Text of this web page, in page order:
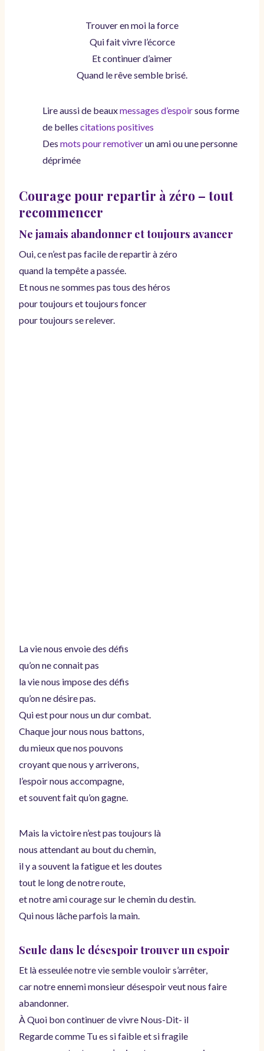
Trouver en moi la force
Qui fait vivre l’écorce
Et continuer d’aimer
Quand le rêve semble brisé.
Lire aussi de beauxmessages d’espoirsous forme
de belles citations positives
Des mots pour remotiverun ami ou une personne
déprimée
Courage pour repartir à zéro – tout
recommencer
Ne jamais abandonner et toujours avancer
Oui, ce n’est pas facile de repartir à zéro
quand la tempête a passée.
Et nous ne sommes pas tous des héros
pour toujours et toujours foncer
pour toujours se relever.
La vie nous envoie des défis
qu’on ne connait pas
la vie nous impose des défis
qu’on ne désire pas.
Qui est pour nous un dur combat.
Chaque jour nous nous battons,
du mieux que nos pouvons
croyant que nous y arriverons,
l’espoir nous accompagne,
et souvent fait qu’on gagne.
Mais la victoire n’est pas toujours là
nous attendant au bout du chemin,
il y a souvent la fatigue et les doutes
tout le long de notre route,
et notre ami courage sur le chemin du destin.
Qui nous lâche parfois la main.
Seule dans le désespoir trouver un espoir
Et là esseulée notre vie semble vouloir s’arrêter,
car notre ennemi monsieur désespoir veut nous faire
abandonner.
À Quoi bon continuer de vivre Nous-Dit- il
Regarde comme Tu es si faible et si fragile